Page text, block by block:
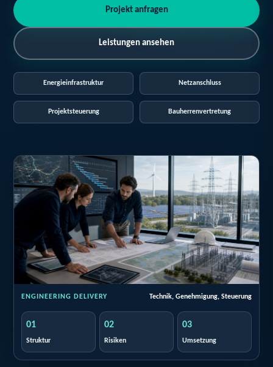
Projekt anfragen
Leistungen ansehen
Energieinfrastruktur Netzanschluss
Projektsteuerung Bauherrenvertretung
ENGINEERING DELIVERY Technik, Genehmigung, Steuerung
01
Struktur
02
Risiken
03
Umsetzung